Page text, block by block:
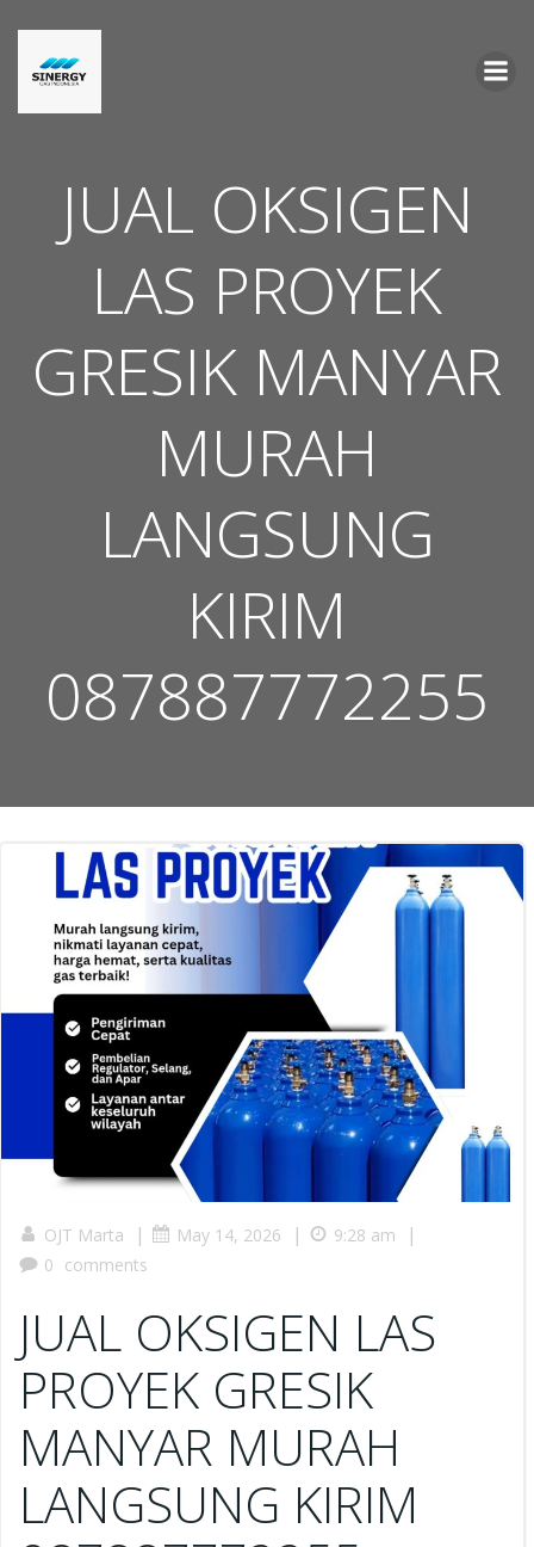
JUAL OKSIGEN
LAS PROYEK
GRESIK MANYAR
MURAH
LANGSUNG
KIRIM
087887772255
OJT Marta | May 14, 2026 | 9:28 am |
0 comments
JUAL OKSIGEN LAS
PROYEK GRESIK
MANYAR MURAH
LANGSUNG KIRIM